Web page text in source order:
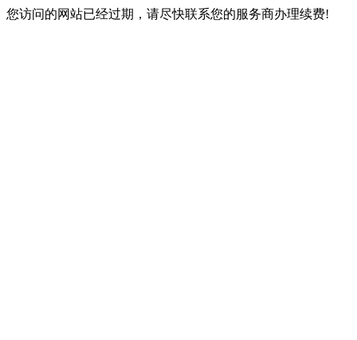
您访问的网站已经过期，请尽快联系您的服务商办理续费!